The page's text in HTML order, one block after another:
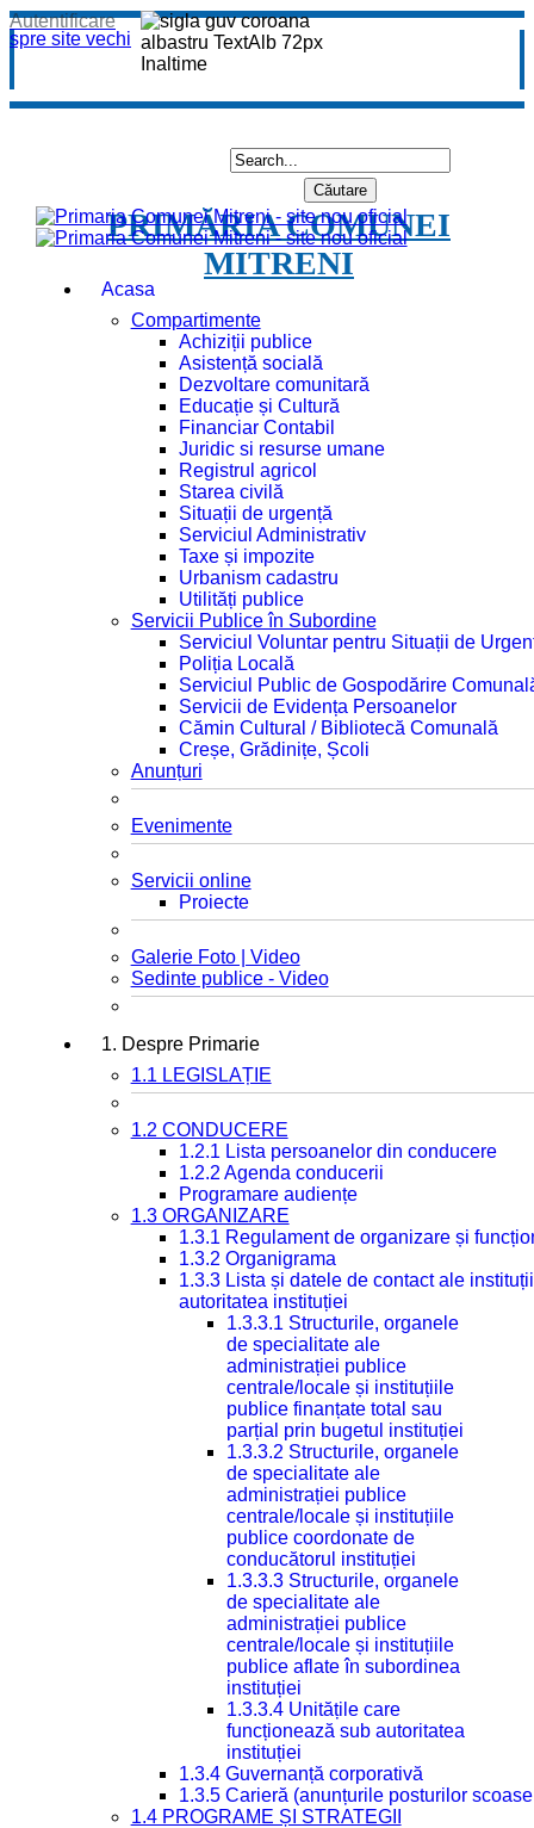
spre site vechi
Autentificare
PRIMĂRIA COMUNEI
MITRENI
Acasa
Compartimente
Achiziții publice
Asistență socială
Dezvoltare comunitară
Educație și Cultură
Financiar Contabil
Juridic si resurse umane
Registrul agricol
Starea civilă
Situații de urgență
Serviciul Administrativ
Taxe și impozite
Urbanism cadastru
Utilități publice
Servicii Publice în Subordine
Serviciul Voluntar pentru Situații de
Poliția Locală
Serviciul Public de Gospodărire
Servicii de Evidența Persoanelor
Cămin Cultural / Bibliotecă Comunală
Creșe, Grădinițe, Școli
Anunțuri
Evenimente
Servicii online
Proiecte
Galerie Foto | Video
Sedinte publice - Video
1. Despre Primarie
1.1 LEGISLAȚIE
1.2 CONDUCERE
1.2.1 Lista persoanelor din conducere
1.2.2 Agenda conducerii
Programare audiențe
1.3 ORGANIZARE
1.3.1 Regulament de organizare și
1.3.2 Organigrama
1.3.3 Lista și datele de contact ale
autoritatea instituției
1.3.3.1 Structurile, organele
de specialitate ale
administrației publice
centrale/locale și instituțiile
publice finanțate total sau
parțial prin bugetul instituției
1.3.3.2 Structurile, organele
de specialitate ale
administrației publice
centrale/locale și instituțiile
publice coordonate de
conducătorul instituției
1.3.3.3 Structurile, organele
de specialitate ale
administrației publice
centrale/locale și instituțiile
publice aflate în subordinea
instituției
1.3.3.4 Unitățile care
funcționează sub autoritatea
instituției
1.3.4 Guvernanță corporativă
1.3.5 Carieră (anunțurile posturilor
1.4 PROGRAME ȘI STRATEGII